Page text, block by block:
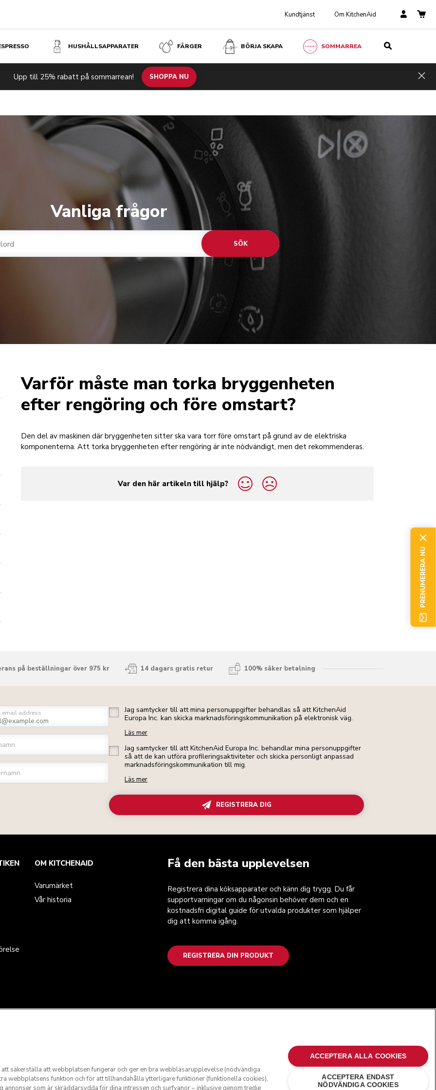
Kundtjänst Om KitchenAid
HUSHÅLLSAPPARATER FÄRGER BÖRJA SKAPA SOMMARREA
Upp till 25% rabatt på sommarrean! SHOPPA NU
Vanliga frågor
SÖK
Varför måste man torka bryggenheten
efter rengöring och före omstart?
Den del av maskinen där bryggenheten sitter ska vara torr före omstart på grund av de elektriska
komponenterna. Att torka bryggenheten efter rengöring är inte nödvändigt, men det rekommenderas.
Var den här artikeln till hjälp?
yes
no
på beställningar över 975 kr 14 dagars gratis retur 100% säker betalning
email address
Jag samtycker till att mina personuppgifter behandlas så att KitchenAid
Europa Inc. kan skicka marknadsföringskommunikation på elektronisk väg.
Läs mer
Jag samtycker till att KitchenAid Europa Inc. behandlar mina personuppgifter
så att de kan utföra profileringsaktiviteter och skicka personligt anpassad
marknadsföringskommunikation till mig.
Läs mer
REGISTRERA DIG
Få den bästa upplevelsen
Registrera dina köksapparater och känn dig trygg. Du får
supportvarningar om du någonsin behöver dem och en
kostnadsfri digital guide för utvalda produkter som hjälper
dig att komma igång.
REGISTRERA DIN PRODUKT
OM KITCHENAID
Varumärket
Vår historia
PRENUMERERA NU
säkerställa att webbplatsen fungerar och ger en bra webbläsarupplevelse (nödvändiga
webbplatsens funktion och för att tillhandahålla ytterligare funktioner (funktionella cookies),
som är skräddarsydda för dina intressen och surfvanor – inklusive genom tredje
ACCEPTERA ENDAST
NÖDVÄNDIGA COOKIES
ACCEPTERA ALLA COOKIES